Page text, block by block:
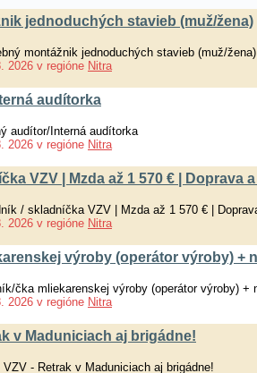
jednoduchých stavieb (muž/žena)
montážnik jednoduchých stavieb (muž/žena)
2026 v regióne Nitra
audítorka
audítor/Interná audítorka
2026 v regióne Nitra
VZV | Mzda až 1 570 € | Doprava
/ skladníčka VZV | Mzda až 1 570 € |
2026 v regióne Nitra
výroby (operátor výroby) +
čka mliekarenskej výroby (operátor výroby) +
2026 v regióne Nitra
v Maduniciach aj brigádne!
- Retrak v Maduniciach aj brigádne!